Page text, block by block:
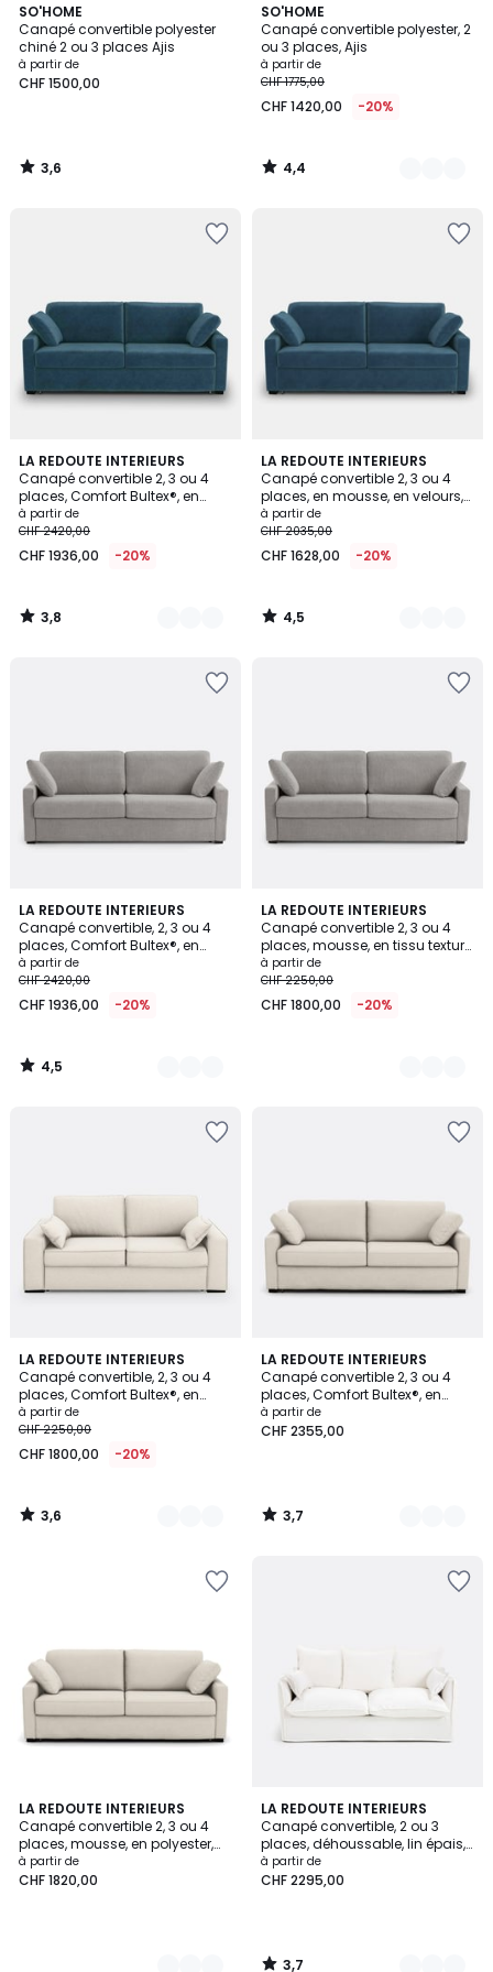
SO'HOME
Canapé convertible polyester
chiné 2 ou 3 places Ajis
à partir de
CHF 1500,00
3,6
/ 5
3,6
/
SO'HOME
Canapé convertible polyester, 2
ou 3 places, Ajis
à partir de
CHF 1775,00
CHF 1420,00 -20%
4,4
/ 5
3
Couleurs
4,4
/
LA REDOUTE INTERIEURS
Canapé convertible 2, 3 ou 4
places, Comfort Bultex®, en
velours, TIMOR
à partir de
CHF 2420,00
CHF 1936,00 -20%
3,8
/ 5
7
Couleurs
3,8
/
LA REDOUTE INTERIEURS
Canapé convertible 2, 3 ou 4
places, en mousse, en velours,
TIMOR
à partir de
CHF 2035,00
CHF 1628,00 -20%
4,5
/ 5
7
Couleurs
4,5
/
LA REDOUTE INTERIEURS
Canapé convertible, 2, 3 ou 4
places, Comfort Bultex®, en
texturé chiné, TIMOR
à partir de
CHF 2420,00
CHF 1936,00 -20%
4,5
/ 5
3
Couleurs
4,5
/
LA REDOUTE INTERIEURS
Canapé convertible 2, 3 ou 4
places, mousse, en tissu texturé
chiné, TIMOR
à partir de
CHF 2250,00
CHF 1800,00 -20%
3
Couleurs
LA REDOUTE INTERIEURS
Canapé convertible, 2, 3 ou 4
places, Comfort Bultex®, en
polyester, CECILIA
à partir de
CHF 2250,00
CHF 1800,00 -20%
3,6
/ 5
3
Couleurs
3,6
/
LA REDOUTE INTERIEURS
Canapé convertible 2, 3 ou 4
places, Comfort Bultex®, en
polyester, TIMOR
à partir de
CHF 2355,00
3,7
/ 5
3
Couleurs
3,7
/
LA REDOUTE INTERIEURS
Canapé convertible 2, 3 ou 4
places, mousse, en polyester,
TIMOR
à partir de
CHF 1820,00
3
Couleurs
LA REDOUTE INTERIEURS
Canapé convertible, 2 ou 3
places, déhoussable, lin épais,
ODNA
à partir de
CHF 2295,00
3,7
/ 5
2
Couleurs
3,7